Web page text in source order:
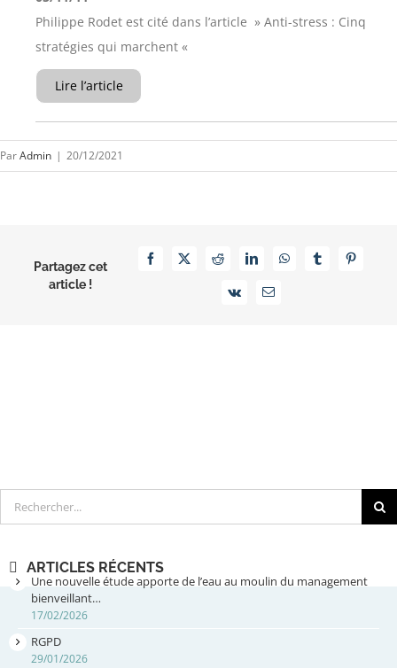
Philippe Rodet est cité dans l’article » Anti-stress : Cinq
stratégies qui marchent «
Lire l’article
ParAdmin | 20/12/2021
Partagez cet
article !
Facebook
X RedditLinkedInWhatsAppTumblrPinterest
Vk Email
Rechercher
ARTICLES RÉCENTS
Une nouvelle étude apporte de l’eau au moulin du management
bienveillant…
17/02/2026
RGPD
29/01/2026